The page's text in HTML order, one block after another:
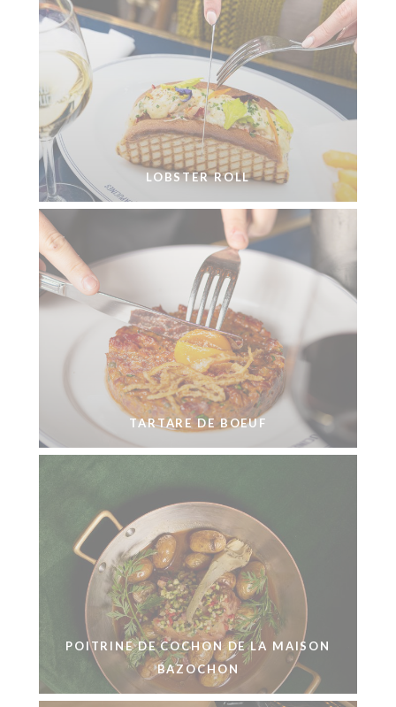
LOBSTER ROLL
TARTARE DE BOEUF
POITRINE DE COCHON DE LA MAISON
BAZOCHON